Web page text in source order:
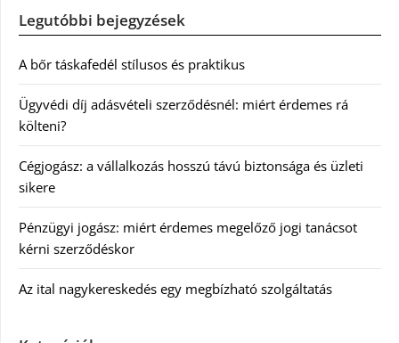
Legutóbbi bejegyzések
A bőr táskafedél stílusos és praktikus
Ügyvédi díj adásvételi szerződésnél: miért érdemes rá
költeni?
Cégjogász: a vállalkozás hosszú távú biztonsága és üzleti
sikere
Pénzügyi jogász: miért érdemes megelőző jogi tanácsot
kérni szerződéskor
Az ital nagykereskedés egy megbízható szolgáltatás